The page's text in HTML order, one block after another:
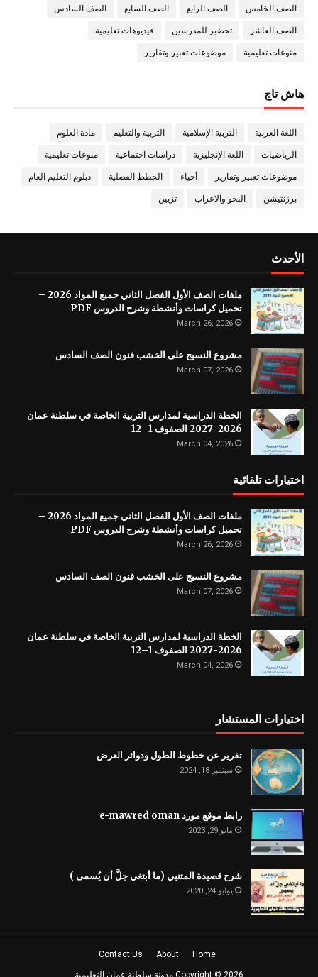
الصف الخامس الصف الرابع الصف السابع الصف السادس
الصف العاشر تحضير للمدرسين فيديوهات تعليمية
منوعات تعليمية موضوعات تعبير وتقارير
هاش تاج
اللغة العربية التربية الإسلامية التربية والتعليم مادة العلوم
الرياضيات اللغة الإنجليزية دراسات اجتماعية منوعات تعليمية
موضوعات تعبير وتقارير أحياء الخطط الفصلية دبلوم التعليم العام
برزنتيشن النحو والاعراب تزيين
الأحدث
ملفات الصف الأول الفصل الثاني جميع المواد 2026 –
تحميل كراسات وأنشطة وشرح الدروس PDF
March 26, 2026
مشروع النسيج على الخشب فنون الصف السادس
March 07, 2026
الخطة الدراسية لمدارس التربية الخاصة في سلطنة عمان
2026-2027 الصفوف 1–12
March 04, 2026
اختيارات تلقائية
ملفات الصف الأول الفصل الثاني جميع المواد 2026 –
تحميل كراسات وأنشطة وشرح الدروس PDF
March 26, 2026
مشروع النسيج على الخشب فنون الصف السادس
March 07, 2026
الخطة الدراسية لمدارس التربية الخاصة في سلطنة عمان
2026-2027 الصفوف 1–12
March 04, 2026
اختيارات المستشار
تقرير عن خطوط الطول ودوائر العرض
سبتمبر 18, 2024
رابط موقع مورد e-mawred oman
مايو 29, 2023
شرح قصيدة المتنبي (ما أبتغي جلَّ أن يُسمى )
يوليو 24, 2020
Home
About
Contact Us
Copyright © 2026 مدونة سلطنة عمان التعليمية